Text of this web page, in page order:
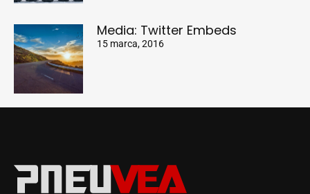
Media: Twitter Embeds
15 marca, 2016